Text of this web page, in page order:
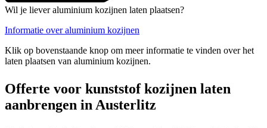
Wil je liever aluminium kozijnen laten plaatsen?
Informatie over aluminium kozijnen
Klik op bovenstaande knop om meer informatie te vinden over het
laten plaatsen van aluminium kozijnen.
Offerte voor kunststof kozijnen laten
aanbrengen in Austerlitz